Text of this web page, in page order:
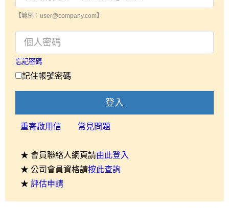
【範例：user@company.com】
忘記密碼
記住帳號密碼
登入
重寄啟用信 常見問題
★ 會員聯絡人網頁請由此登入
★ 公司會員資格請按此查詢
★ 評估申請